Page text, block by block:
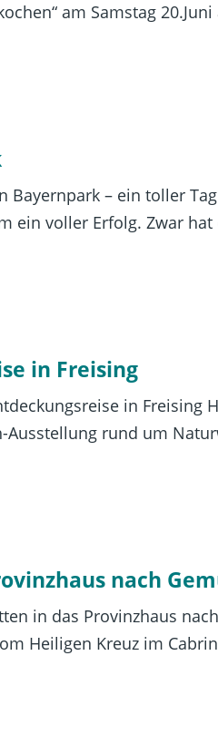
am Samstag
Bayernpark – ein toller
ein voller Erfolg. Zwar hat
in Freising
in Freising
Ausstellung rund um
nach
in das Provinzhaus
Heiligen Kreuz im